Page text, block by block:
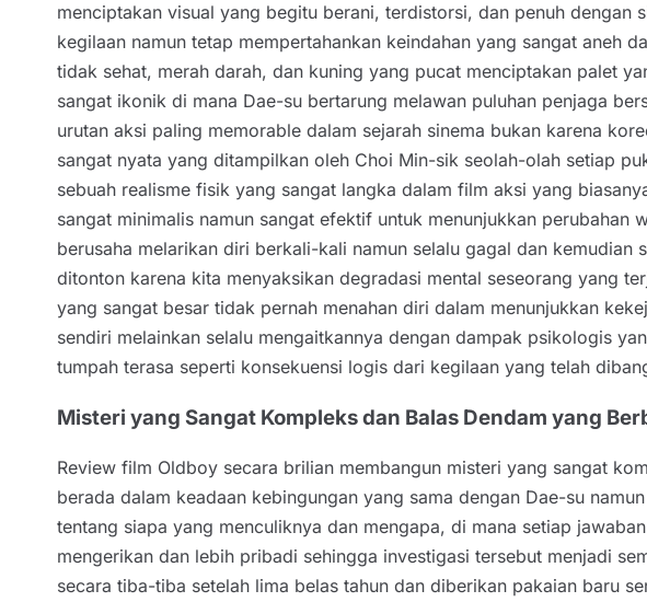
menciptakan visual yang begitu berani, terdistorsi, dan penuh
kegilaan namun tetap mempertahankan keindahan yang sangat aneh
tidak sehat, merah darah, dan kuning yang pucat menciptakan palet
sangat ikonik di mana Dae-su bertarung melawan puluhan penjaga
urutan aksi paling memorable dalam sejarah sinema bukan karena
sangat nyata yang ditampilkan oleh Choi Min-sik seolah-olah setiap
sebuah realisme fisik yang sangat langka dalam film aksi yang
sangat minimalis namun sangat efektif untuk menunjukkan
berusaha melarikan diri berkali-kali namun selalu gagal dan
ditonton karena kita menyaksikan degradasi mental seseorang yang
yang sangat besar tidak pernah menahan diri dalam menunjukkan
sendiri melainkan selalu mengaitkannya dengan dampak psikologis
tumpah terasa seperti konsekuensi logis dari kegilaan yang telah
Misteri yang Sangat Kompleks dan Balas Dendam yang
Review film Oldboy secara brilian membangun misteri yang sangat
berada dalam keadaan kebingungan yang sama dengan Dae-su
tentang siapa yang menculiknya dan mengapa, di mana setiap
mengerikan dan lebih pribadi sehingga investigasi tersebut menjadi
secara tiba-tiba setelah lima belas tahun dan diberikan pakaian baru